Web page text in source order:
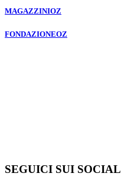
MAGAZZINIOZ
FONDAZIONEOZ
SEGUICI SUI SOCIAL